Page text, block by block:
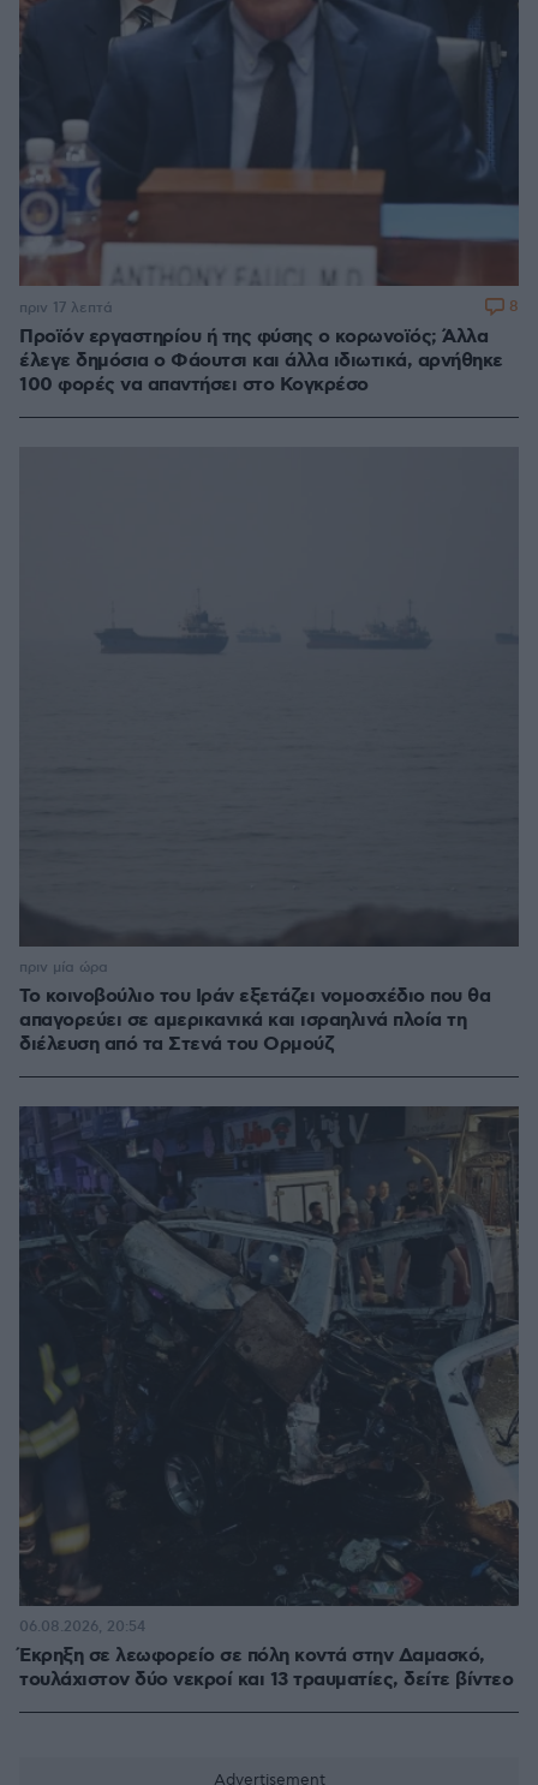
Προϊόν εργαστηρίου ή της φύσης ο κορωνοϊός; Άλλα
έλεγε δημόσια ο Φάουτσι και άλλα ιδιωτικά, αρνήθηκε
100 φορές να απαντήσει στο Κογκρέσο
πριν 17 λεπτά 8
Το κοινοβούλιο του Ιράν εξετάζει νομοσχέδιο που θα
απαγορεύει σε αμερικανικά και ισραηλινά πλοία τη
διέλευση από τα Στενά του Ορμούζ
πριν μία ώρα
Έκρηξη σε λεωφορείο σε πόλη κοντά στην Δαμασκό,
τουλάχιστον δύο νεκροί και 13 τραυματίες, δείτε βίντεο
06.08.2026, 20:54